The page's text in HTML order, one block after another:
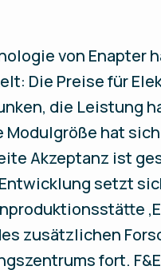
von Enapter
Die Preise für
die Leistung
Modulgröße hat
Akzeptanz ist
setzt
zusätzlichen
fort.